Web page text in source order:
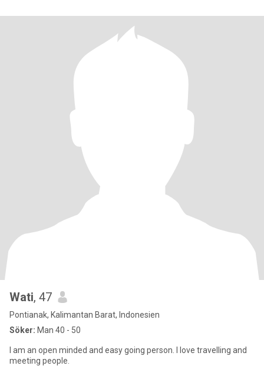
Wati, 47
Pontianak, Kalimantan Barat, Indonesien
Söker: Man 40 - 50
I am an open minded and easy going person. I love travelling and
meeting people.